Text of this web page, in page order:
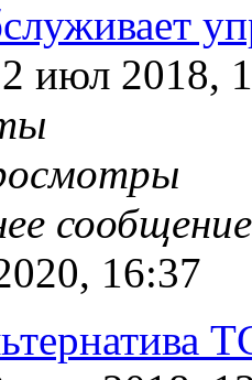
июл 2018,
16:37